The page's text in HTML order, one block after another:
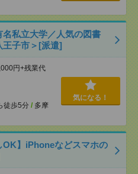
名私立大学／人気の図書
王子市＞[派遣]
円+残業代
徒歩5分 / 多摩
気になる！
OK】iPhoneなどスマホの